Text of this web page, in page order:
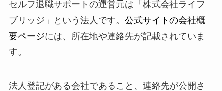
セルフ退職サポートの運営元は「株式会社ライフ
ブリッジ」という法人です。 公式サイトの会社概
要ページには、所在地や連絡先が記載されていま
す。
法人登記がある会社であること、連絡先が公開さ